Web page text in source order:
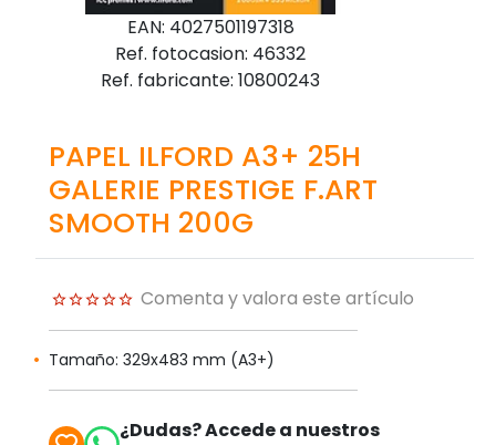
EAN: 4027501197318
Ref. fotocasion: 46332
Ref. fabricante: 10800243
PAPEL ILFORD A3+ 25H
GALERIE PRESTIGE F.ART
SMOOTH 200G
Comenta y valora este artículo
Tamaño: 329x483 mm (A3+)
¿Dudas? Accede a nuestros